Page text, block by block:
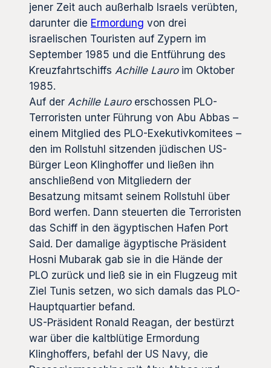
jener Zeit auch außerhalb Israels verübten,
darunter die Ermordung von drei
israelischen Touristen auf Zypern im
September 1985 und die Entführung des
Kreuzfahrtschiffs Achille Lauroim Oktober
1985.
Auf der Achille Lauroerschossen PLO-
Terroristen unter Führung von Abu Abbas –
einem Mitglied des PLO-Exekutivkomitees –
den im Rollstuhl sitzenden jüdischen US-
Bürger Leon Klinghoffer und ließen ihn
anschließend von Mitgliedern der
Besatzung mitsamt seinem Rollstuhl über
Bord werfen. Dann steuerten die Terroristen
das Schiff in den ägyptischen Hafen Port
Said. Der damalige ägyptische Präsident
Hosni Mubarak gab sie in die Hände der
PLO zurück und ließ sie in ein Flugzeug mit
Ziel Tunis setzen, wo sich damals das PLO-
Hauptquartier befand.
US-Präsident Ronald Reagan, der bestürzt
war über die kaltblütige Ermordung
Klinghoffers, befahl der US Navy, die